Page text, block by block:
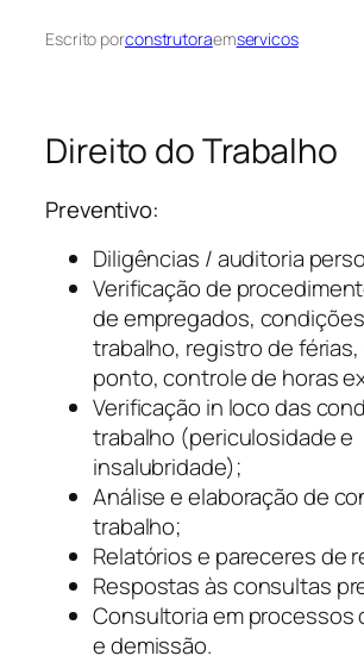
Escrito porconstrutoraemservicos
Direito do Trabalho
Preventivo:
Diligências / auditoria
Verificação de
de empregados,
trabalho, registro de
ponto, controle de horas
Verificação in loco das
trabalho (periculosidade e
insalubridade);
Análise e elaboração de
trabalho;
Relatórios e pareceres de
Respostas às consultas
Consultoria em processos
e demissão.